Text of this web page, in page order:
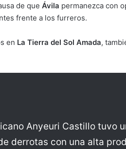
de que Ávila permanezca con
frente a los furreros.
en La Tierra del Sol Amada,
Anyeuri Castillo tuvo
derrotas con una alta